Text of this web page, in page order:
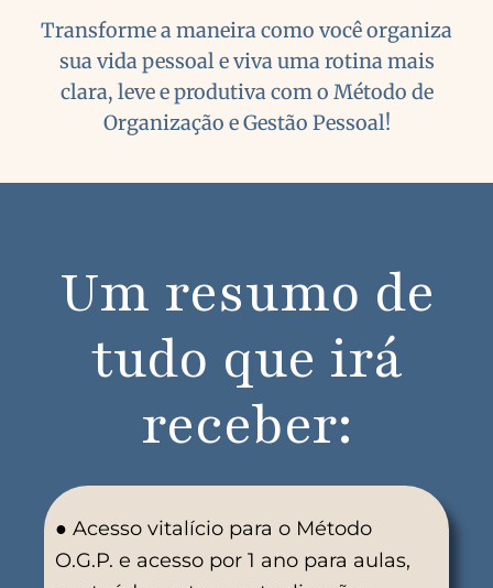
Transforme a maneira como você organiza
sua vida pessoal e viva uma rotina mais
clara, leve e produtiva com o Método de
Organização e Gestão Pessoal!
Um resumo de
tudo que irá
receber:
● Acesso vitalício para o Método
O.G.P. e acesso por 1 ano para aulas,